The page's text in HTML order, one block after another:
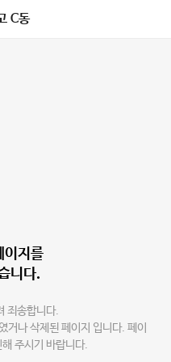
C동
이지를
니다.
죄송합니다.
거나 삭제된 페이지 입니다. 페이
주시기 바랍니다.